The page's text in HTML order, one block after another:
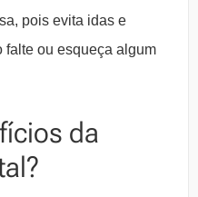
pois evita idas e
falte ou esqueça algum
da